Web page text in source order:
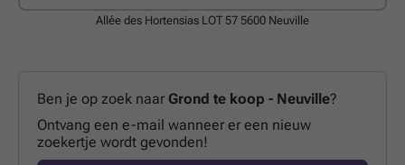
Allée des Hortensias LOT 57 5600 Neuville
Ben je op zoek naar Grond te koop - Neuville?
Ontvang een e-mail wanneer er een nieuw
zoekertje wordt gevonden!